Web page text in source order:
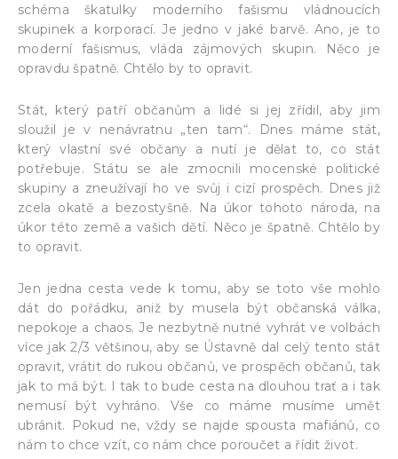
schéma škatulky moderního fašismu vládnoucích
skupinek a korporací. Je jedno v jaké barvě. Ano, je to
moderní fašismus, vláda zájmových skupin. Něco je
opravdu špatně. Chtělo by to opravit.
Stát, který patří občanům a lidé si jej zřídil, aby jim
sloužil je v nenávratnu „ten tam“. Dnes máme stát,
který vlastní své občany a nutí je dělat to, co stát
potřebuje. Státu se ale zmocnili mocenské politické
skupiny a zneužívají ho ve svůj i cizí prospěch. Dnes již
zcela okatě a bezostyšně. Na úkor tohoto národa, na
úkor této země a vašich dětí. Něco je špatně. Chtělo by
to opravit.
Jen jedna cesta vede k tomu, aby se toto vše mohlo
dát do pořádku, aniž by musela být občanská válka,
nepokoje a chaos. Je nezbytně nutné vyhrát ve volbách
více jak 2/3 většinou, aby se Ústavně dal celý tento stát
opravit, vrátit do rukou občanů, ve prospěch občanů, tak
jak to má být. I tak to bude cesta na dlouhou trať a i tak
nemusí být vyhráno. Vše co máme musíme umět
ubránit. Pokud ne, vždy se najde spousta mafiánů, co
nám to chce vzít, co nám chce poroučet a řídit život.